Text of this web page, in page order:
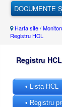
DOCUMENTE
Harta site/
Registru HCL
Registru HCL
• Lista HCL
• Registru